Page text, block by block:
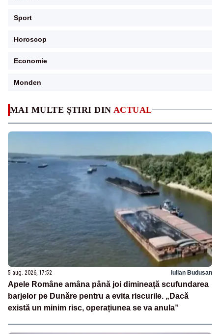
MAI MULTE ȘTIRI DIN ACTUAL
5 aug. 2026, 17:52 Iulian Budusan
Apele Române amâna până joi dimineață scufundarea
barjelor pe Dunăre pentru a evita riscurile. „Dacă
există un minim risc, operațiunea se va anula”
Sport
Horoscop
Economie
Monden